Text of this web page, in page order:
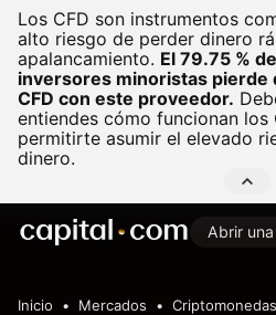
Los CFD son instrumentos
alto riesgo de perder dinero
apalancamiento. El 79.75 %
inversores minoristas pierde
CFD con este proveedor.
entiendes cómo funcionan los
permitirte asumir el elevado
dinero.
Abrir
Inicio Mercados Criptomonedas